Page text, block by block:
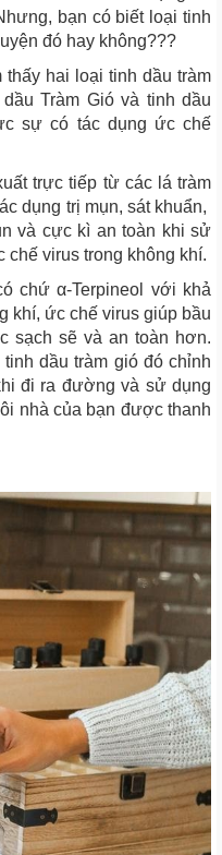
bạn có biết loại tinh
đó hay không???
thấy hai loại tinh dầu tràm
Tràm Gió và tinh dầu
sự có tác dụng ức chế
trực tiếp từ các lá tràm
dụng trị mụn, sát khuẩn,
và cực kì an toàn khi sử
virus trong không khí.
chứ α-Terpineol với khả
khí, ức chế virus giúp bầu
sạch sẽ và an toàn hơn.
dầu tràm gió đó chỉnh
đi ra đường và sử dụng
nhà của bạn được thanh